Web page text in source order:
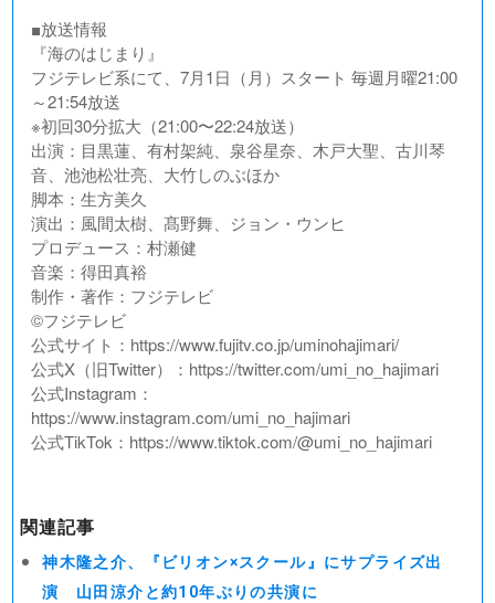
■放送情報
『海のはじまり』
フジテレビ系にて、7月1日（月）スタート 毎週月曜21:00
～21:54放送
※初回30分拡大（21:00〜22:24放送）
出演：目黒蓮、有村架純、泉谷星奈、木戸大聖、古川琴
音、池池松壮亮、大竹しのぶほか
脚本：生方美久
演出：風間太樹、髙野舞、ジョン・ウンヒ
プロデュース：村瀬健
音楽：得田真裕
制作・著作：フジテレビ
©︎フジテレビ
公式サイト：https://www.fujitv.co.jp/uminohajimari/
公式X（旧Twitter）：https://twitter.com/umi_no_hajimari
公式Instagram：
https://www.instagram.com/umi_no_hajimari
公式TikTok：https://www.tiktok.com/@umi_no_hajimari
関連記事
神木隆之介、『ビリオン×スクール』にサプライズ出
演 山田涼介と約10年ぶりの共演に